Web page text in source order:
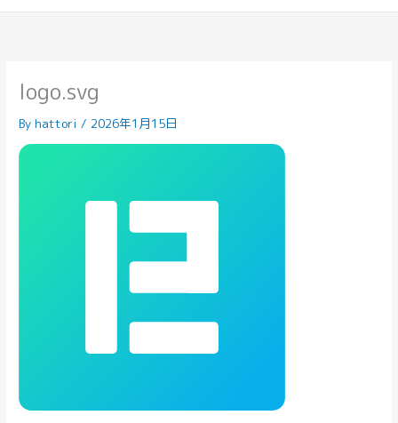
logo.svg
Byhattori/ 2026年1月15日